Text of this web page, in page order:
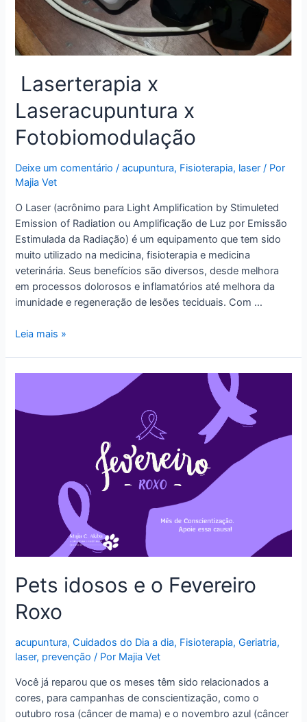
Laserterapia x
Laseracupuntura x
Fotobiomodulação
Deixe um comentário /acupuntura, Fisioterapia, laser / Por
Majia Vet
O Laser (acrônimo para Light Amplification by Stimuleted
Emission of Radiation ou Amplificação de Luz por Emissão
Estimulada da Radiação) é um equipamento que tem sido
muito utilizado na medicina, fisioterapia e medicina
veterinária. Seus benefícios são diversos, desde melhora
em processos dolorosos e inflamatórios até melhora da
imunidade e regeneração de lesões teciduais. Com …
Laserterapia
Leia mais »
Pets idosos e o Fevereiro
Roxo
acupuntura,Cuidados do Dia a dia, Fisioterapia,Geriatria,
laser, prevenção / Por Majia Vet
Você já reparou que os meses têm sido relacionados a
cores, para campanhas de conscientização, como o
outubro rosa (câncer de mama) e o novembro azul (câncer